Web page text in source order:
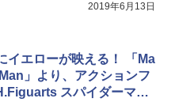
2019年6月13日
イエローが映える！ 「Ma
」より、アクションフ
スパイダーマン